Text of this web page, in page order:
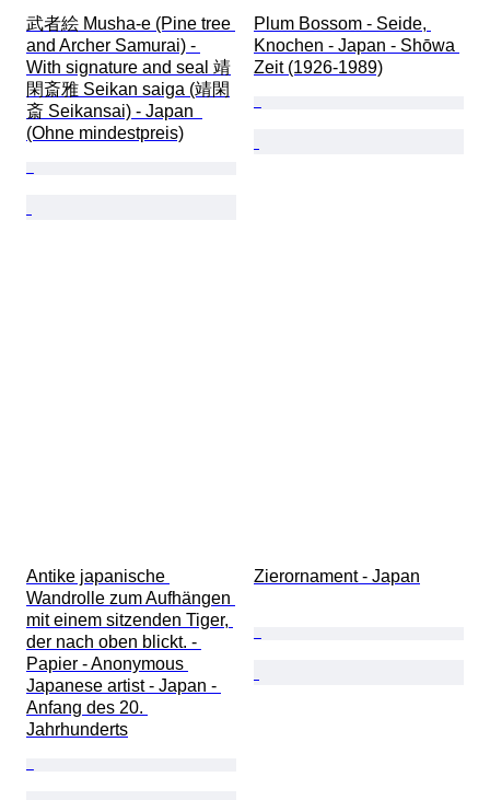
武者絵 Musha-e (Pine tree
and Archer Samurai) -
With signature and seal 靖
閑斎雅 Seikan saiga (靖閑
斎 Seikansai) - Japan
(Ohne mindestpreis)
Plum Bossom - Seide,
Knochen - Japan - Shōwa
Zeit (1926-1989)
Antike japanische
Wandrolle zum Aufhängen
mit einem sitzenden Tiger,
der nach oben blickt. -
Papier - Anonymous
Japanese artist - Japan -
Anfang des 20.
Jahrhunderts
Zierornament - Japan